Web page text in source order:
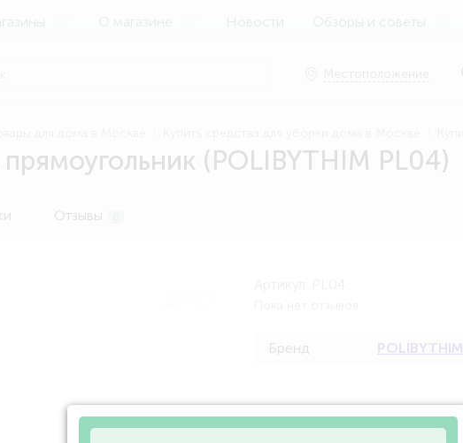
О магазине Новости Обзоры и советы
Местоположение
(POLIBYTHIM PL04)
Отзывы
Бренд POLIBYTHIM